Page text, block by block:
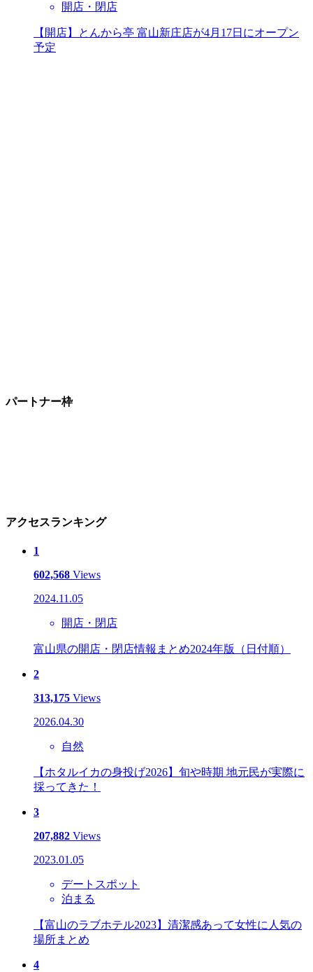
開店・閉店
【開店】とんから亭 富山新庄店が4月17日にオープン
予定
パートナー枠
アクセスランキング
1
602,568 Views
2024.11.05
開店・閉店
富山県の開店・閉店情報まとめ2024年版（日付順）
2
313,175 Views
2026.04.30
自然
【ホタルイカの身投げ2026】旬や時期 地元民が実際に
採ってきた！
3
207,882 Views
2023.01.05
デートスポット
泊まる
【富山のラブホテル2023】清潔感あって女性に人気の
場所まとめ
4